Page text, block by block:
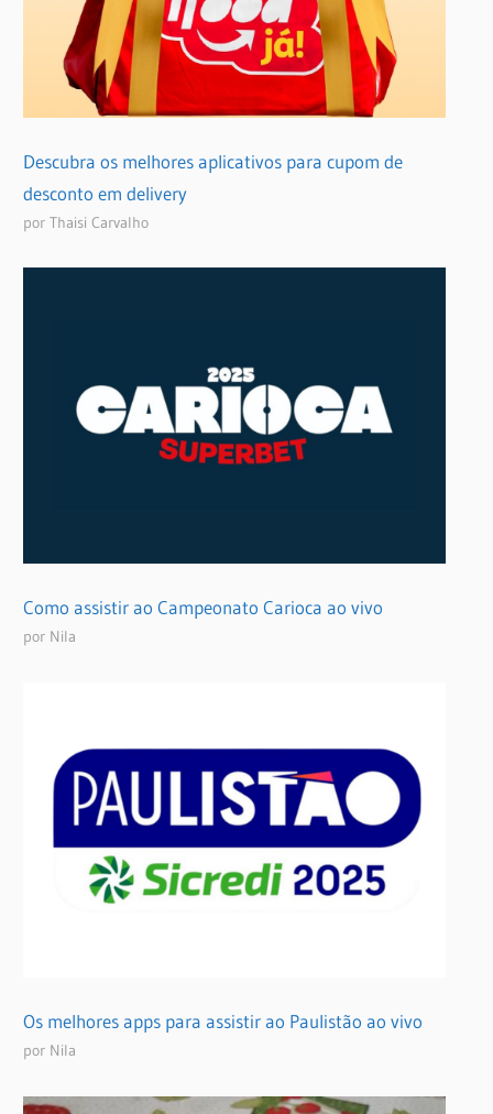
Descubra os melhores aplicativos para cupom de
desconto em delivery
por Thaisi Carvalho
Como assistir ao Campeonato Carioca ao vivo
por Nila
Os melhores apps para assistir ao Paulistão ao vivo
por Nila